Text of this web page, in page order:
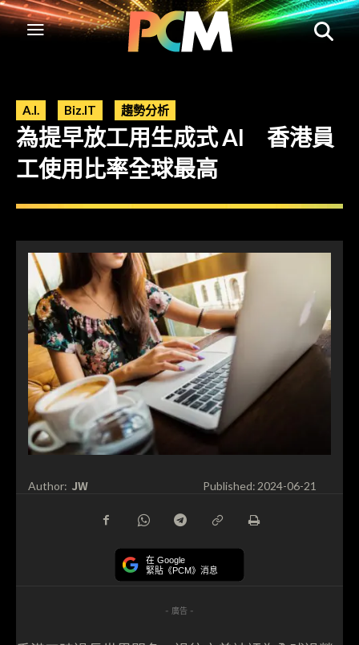
A.I. Biz.IT 趨勢分析
為提早放工用生成式 AI 香港員
工使用比率全球最高
Author: JW Published:2024-06-21
在 Google
緊貼《PCM》消息
- 廣告 -